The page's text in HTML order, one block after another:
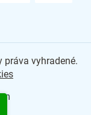
práva vyhradené.